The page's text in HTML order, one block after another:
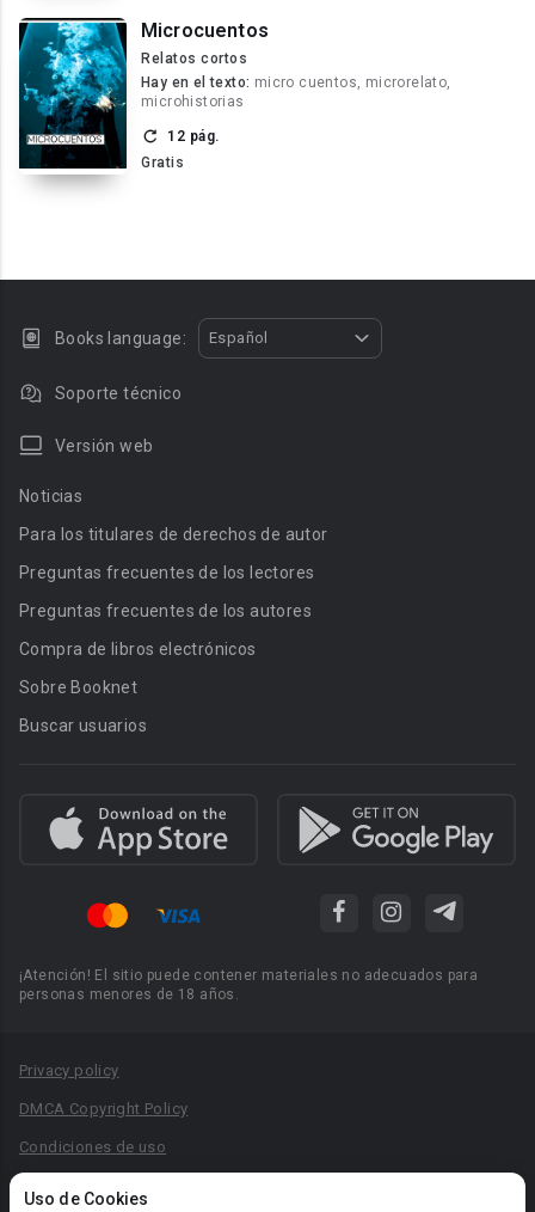
Microcuentos
Relatos cortos
Hay en el texto: micro cuentos, microrelato,
microhistorias
12 pág.
Gratis
Uso de Cookies
Books language: Español
Soporte técnico
Versión web
Noticias
Para los titulares de derechos de autor
Preguntas frecuentes de los lectores
Preguntas frecuentes de los autores
Compra de libros electrónicos
Sobre Booknet
Buscar usuarios
¡Atención! El sitio puede contener materiales no adecuados para
personas menores de 18 años.
Privacy policy
DMCA Copyright Policy
Condiciones de uso